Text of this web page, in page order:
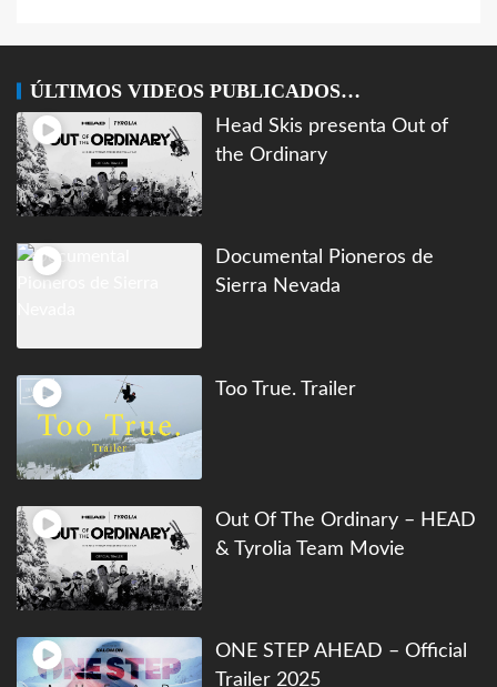
ÚLTIMOS VIDEOS PUBLICADOS…
Head Skis presenta Out of
the Ordinary
Documental Pioneros de
Sierra Nevada
Too True. Trailer
Out Of The Ordinary – HEAD
& Tyrolia Team Movie
ONE STEP AHEAD – Official
Trailer 2025